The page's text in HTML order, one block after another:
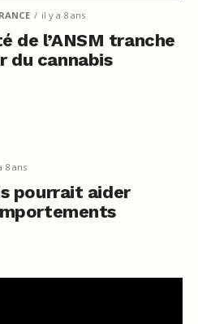
il y a 8 ans
de l’ANSM tranche
du cannabis
8 ans
pourrait aider